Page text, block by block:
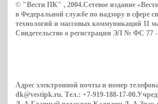
© "Вести ПК" , 2004.Сетевое издание
в Федеральной службе по надзору в сфере
технологий и массовых коммуникаций 11
Свидетельство о регистрации ЭЛ № ФС 77 -
Адрес электронной почты и номер
dk@vestipk.ru. Тел.: +7-919-188-17-